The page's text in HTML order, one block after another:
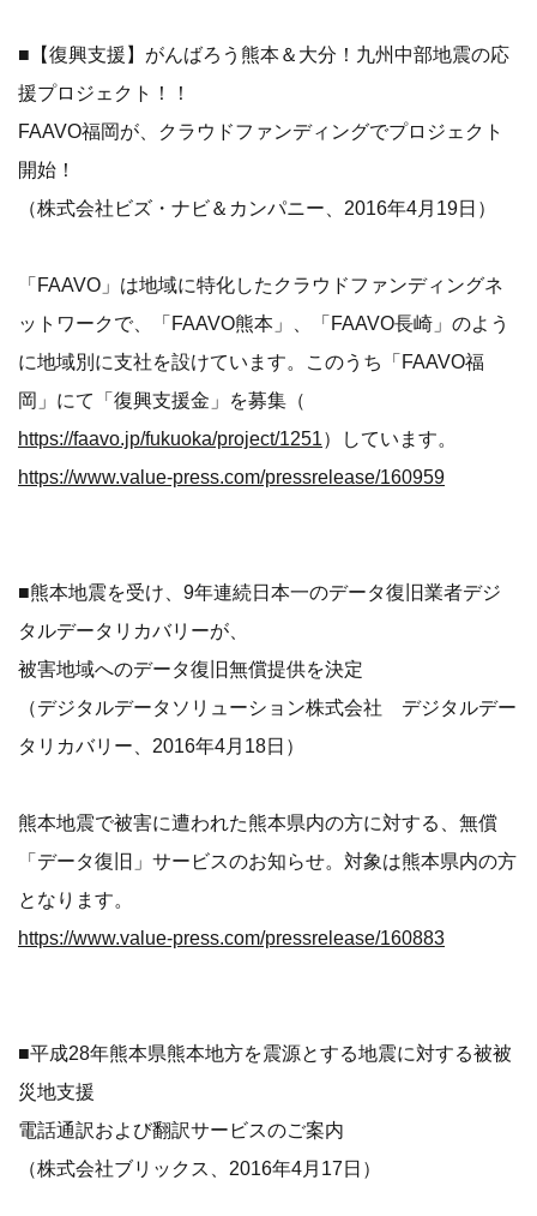
■【復興支援】がんばろう熊本＆大分！九州中部地震の応
援プロジェクト！！
FAAVO福岡が、クラウドファンディングでプロジェクト
開始！
（株式会社ビズ・ナビ＆カンパニー、2016年4月19日）
「FAAVO」は地域に特化したクラウドファンディングネ
ットワークで、「FAAVO熊本」、「FAAVO長崎」のよう
に地域別に支社を設けています。このうち「FAAVO福
岡」にて「復興支援金」を募集（
https://faavo.jp/fukuoka/project/1251）しています。
https://www.value-press.com/pressrelease/160959
■熊本地震を受け、9年連続日本一のデータ復旧業者デジ
タルデータリカバリーが、
被害地域へのデータ復旧無償提供を決定
（デジタルデータソリューション株式会社 デジタルデー
タリカバリー、2016年4月18日）
熊本地震で被害に遭われた熊本県内の方に対する、無償
「データ復旧」サービスのお知らせ。対象は熊本県内の方
となります。
https://www.value-press.com/pressrelease/160883
■平成28年熊本県熊本地方を震源とする地震に対する被被
災地支援
電話通訳および翻訳サービスのご案内
（株式会社ブリックス、2016年4月17日）